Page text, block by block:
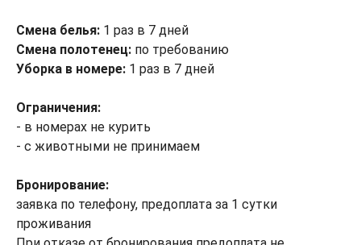
Смена белья: 1 раз в 7 дней
Смена полотенец: по требованию
Уборка в номере: 1 раз в 7 дней
Ограничения:
- в номерах не курить
- с животными не принимаем
Бронирование:
заявка по телефону, предоплата за 1 сутки
проживания